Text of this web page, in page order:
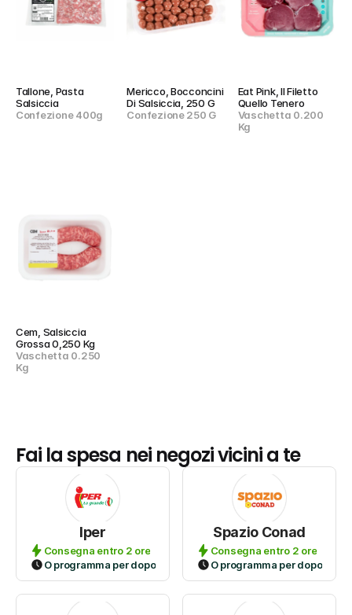
Tallone, Pasta
Salsiccia
Confezione 400g
Mericco, Bocconcini
Di Salsiccia, 250 G
Confezione 250 G
Eat Pink, Il Filetto
Quello Tenero
Vaschetta 0.200
Kg
Cem, Salsiccia
Grossa 0,250 Kg
Vaschetta 0.250
Kg
Fai la spesa nei negozi vicini a te
Iper
Consegna entro 2 ore
O programma per dopo
Spazio Conad
Consegna entro 2 ore
O programma per dopo